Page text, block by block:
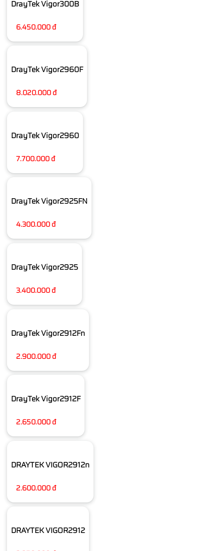
DrayTek Vigor300B
6.450.000 đ
DrayTek Vigor2960F
8.020.000 đ
DrayTek Vigor2960
7.700.000 đ
DrayTek Vigor2925FN
4.300.000 đ
DrayTek Vigor2925
3.400.000 đ
DrayTek Vigor2912Fn
2.900.000 đ
DrayTek Vigor2912F
2.650.000 đ
DRAYTEK VIGOR2912n
2.600.000 đ
DRAYTEK VIGOR2912